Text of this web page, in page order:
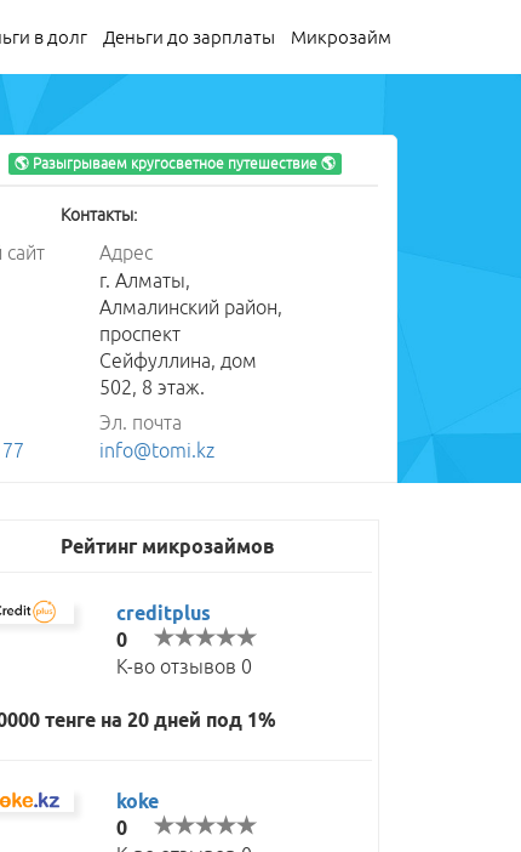
в долг Деньги до зарплаты Микрозайм
🌎 Разыгрываем кругосветное путешествие 🌎
Контакты:
Адрес
г. Алматы,
Алмалинский район,
проспект
Сейфуллина, дом
502, 8 этаж.
Эл. почта
info@tomi.kz
Рейтинг микрозаймов
creditplus
0
К-во отзывов 0
тенге на 20 дней под 1%
koke
0